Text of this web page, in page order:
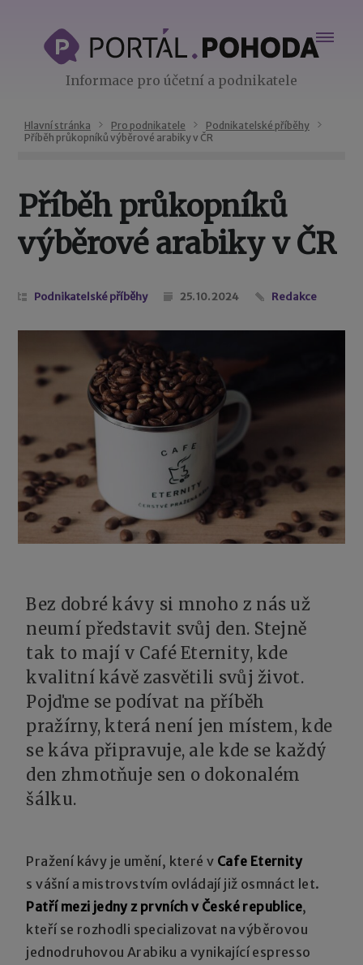
Informace pro účetní a podnikatele
Hlavní stránka Pro podnikatele
Podnikatelské příběhy
Příběh průkopníků výběrové arabiky v ČR
Příběh průkopníků
výběrové arabiky v ČR
Podnikatelské příběhy 25. 10. 2024 Redakce
Bez dobré kávy si mnoho z nás už
neumí představit svůj den. Stejně
tak to mají v Café Eternity, kde
kvalitní kávě zasvětili svůj život.
Pojďme se podívat na příběh
pražírny, která není jen místem, kde
se káva připravuje, ale kde se každý
den zhmotňuje sen o dokonalém
šálku.
Pražení kávy je umění, které v Cafe Eternity
s vášní a mistrovstvím ovládají již osmnáct let.
Patří mezi jedny z prvních v České republice,
kteří se rozhodli specializovat na výběrovou
jednodruhovou Arabiku a vynikající espresso